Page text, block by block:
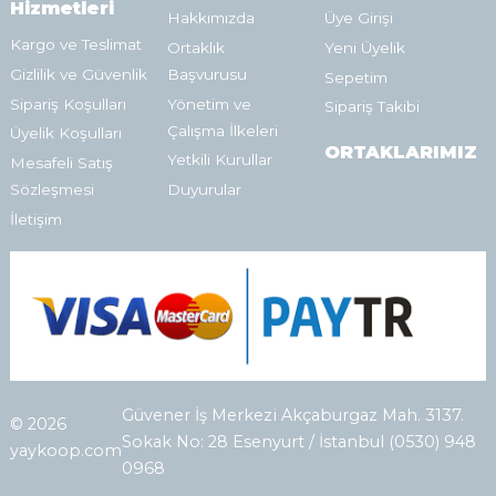
Hizmetleri
Kargo ve Teslimat
Gizlilik ve Güvenlik
Sipariş Koşulları
Üyelik Koşulları
Mesafeli Satış
Sözleşmesi
İletişim
Hakkımızda
Ortaklık
Başvurusu
Yönetim ve
Çalışma İlkeleri
Yetkili Kurullar
Duyurular
Üye Girişi
Yeni Üyelik
Sepetim
Sipariş Takibi
ORTAKLARIMIZ
© 2026
yaykoop.com
Güvener İş Merkezi Akçaburgaz Mah. 3137.
Sokak No: 28 Esenyurt / İstanbul (0530) 948
0968